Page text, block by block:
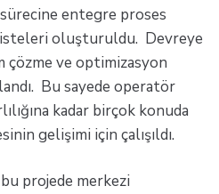
entegre proses
oluşturuldu. Devreye
çözme ve optimizasyon
Bu sayede operatör
kadar birçok konuda
gelişimi için çalışıldı.
projede merkezi